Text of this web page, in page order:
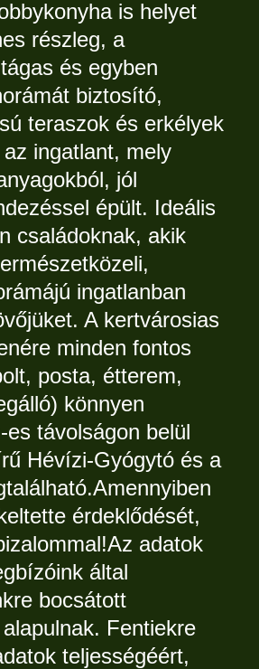
is helyet
részleg, a
és egyben
biztosító,
teraszok és erkélyek
ingatlant, mely
jól
épült. Ideális
családoknak, akik
ingatlanban
A kertvárosias
minden fontos
posta, étterem,
könnyen
távolságon belül
Hévízi-Gyógytó és a
érdeklődését,
adatok
által
bocsátott
Fentiekre
teljességéért,